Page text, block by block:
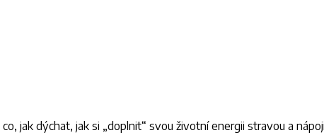
jak dýchat, jak si „doplnit“ svou životní energii stravou a